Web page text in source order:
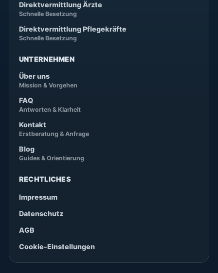
Direktvermittlung Ärzte
Schnelle Besetzung
Direktvermittlung Pflegekräfte
Schnelle Besetzung
UNTERNEHMEN
Über uns
Mission & Vorgehen
FAQ
Antworten & Klarheit
Kontakt
Erstberatung & Anfrage
Blog
Guides & Orientierung
RECHTLICHES
Impressum
Datenschutz
AGB
Cookie-Einstellungen